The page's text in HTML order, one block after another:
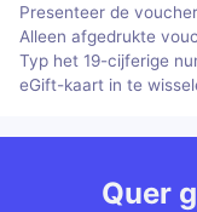
Presenteer de
Alleen afgedrukte
Typ het 19-cijferige
eGift-kaart in te
Quer